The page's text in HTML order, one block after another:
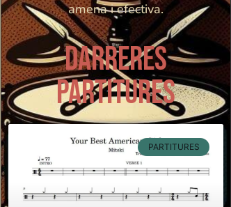
amena i efectiva.
Darreres
partitures
PARTITURES